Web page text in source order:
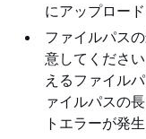
にアップロー
ファイルパス
意してくださ
えるファイル
ァイルパスの
トエラーが発生